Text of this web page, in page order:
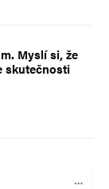
Myslí si, že
skutečnosti